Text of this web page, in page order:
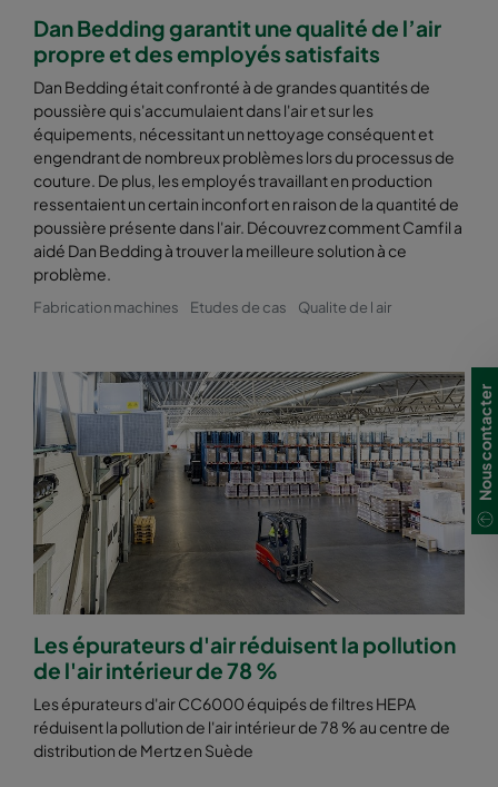
Dan Bedding garantit une qualité de l’air
propre et des employés satisfaits
Dan Bedding était confronté à de grandes quantités de
poussière qui s'accumulaient dans l'air et sur les
équipements, nécessitant un nettoyage conséquent et
engendrant de nombreux problèmes lors du processus de
couture. De plus, les employés travaillant en production
ressentaient un certain inconfort en raison de la quantité de
poussière présente dans l'air. Découvrez comment Camfil a
aidé Dan Bedding à trouver la meilleure solution à ce
problème.
Fabrication machines Etudes de cas Qualite de l air
Les épurateurs d'air réduisent la pollution
de l'air intérieur de 78 %
Les épurateurs d'air CC6000 équipés de filtres HEPA
réduisent la pollution de l'air intérieur de 78 % au centre de
distribution de Mertz en Suède
Nous contacter